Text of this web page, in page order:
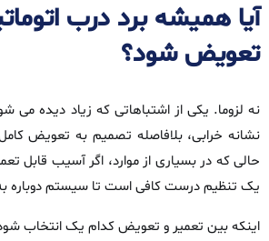
آیا همیشه برد درب
تعویض شود؟
نه لزوما. یکی از اشتباهاتی که زیاد دیده می‌
نشانه‌ خرابی، بلافاصله تصمیم به تعویض
حالی‌ که در بسیاری از موارد، اگر آسیب قابل
یک تنظیم درست کافی است تا سیستم دوباره
اینکه بین تعمیر و تعویض کدام‌ یک انتخاب